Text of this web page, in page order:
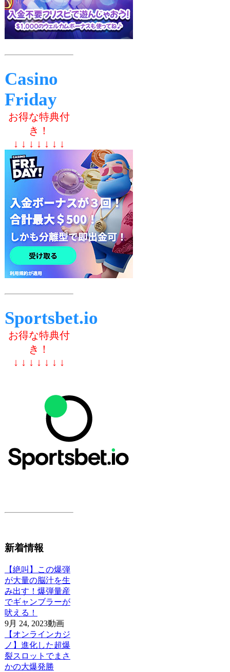
Casino
Friday
お得な特典付
き！
↓ ↓ ↓ ↓ ↓ ↓ ↓
Sportsbet.io
お得な特典付
き！
↓ ↓ ↓ ↓ ↓ ↓ ↓
新着情報
【絶叫】この爆弾
が大量の脳汁を生
み出す！爆弾量産
でギャンブラーが
吠える！
9月 24, 2023動画
【オンラインカジ
ノ】進化した超爆
裂スロットでまさ
かの大爆発勝